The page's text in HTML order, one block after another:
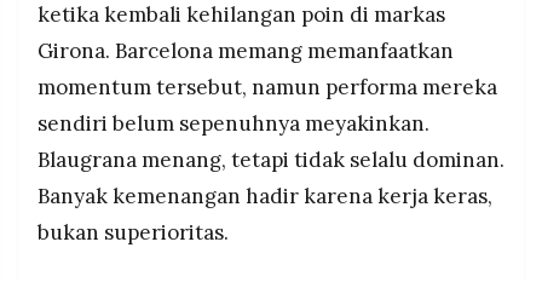
ketika kembali kehilangan poin di markas
Girona. Barcelona memang memanfaatkan
momentum tersebut, namun performa mereka
sendiri belum sepenuhnya meyakinkan.
Blaugrana menang, tetapi tidak selalu dominan.
Banyak kemenangan hadir karena kerja keras,
bukan superioritas.